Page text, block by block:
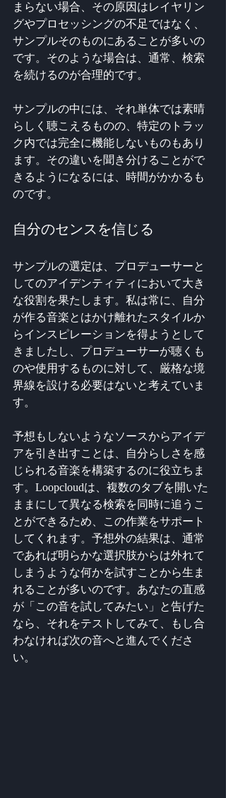
まらない場合、その原因はレイヤリン
グやプロセッシングの不足ではなく、
サンプルそのものにあることが多いの
です。そのような場合は、通常、検索
を続けるのが合理的です。
サンプルの中には、それ単体では素晴
らしく聴こえるものの、特定のトラッ
ク内では完全に機能しないものもあり
ます。その違いを聞き分けることがで
きるようになるには、時間がかかるも
のです。
自分のセンスを信じる
サンプルの選定は、プロデューサーと
してのアイデンティティにおいて大き
な役割を果たします。私は常に、自分
が作る音楽とはかけ離れたスタイルか
らインスピレーションを得ようとして
きましたし、プロデューサーが聴くも
のや使用するものに対して、厳格な境
界線を設ける必要はないと考えていま
す。
予想もしないようなソースからアイデ
アを引き出すことは、自分らしさを感
じられる音楽を構築するのに役立ちま
す。Loopcloudは、複数のタブを開いた
ままにして異なる検索を同時に追うこ
とができるため、この作業をサポート
してくれます。予想外の結果は、通常
であれば明らかな選択肢からは外れて
しまうような何かを試すことから生ま
れることが多いのです。あなたの直感
が「この音を試してみたい」と告げた
なら、それをテストしてみて、もし合
わなければ次の音へと進んでくださ
い。